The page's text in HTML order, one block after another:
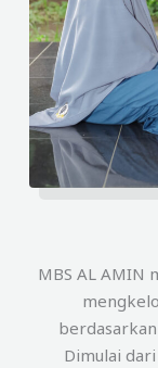
MBS AL AMIN
Dimulai